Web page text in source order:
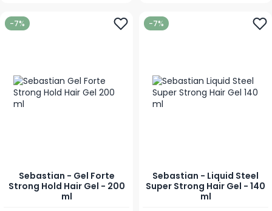
-7%
Sebastian - Gel Forte
Strong Hold Hair Gel - 200
ml
-7%
Sebastian - Liquid Steel
Super Strong Hair Gel - 140
ml